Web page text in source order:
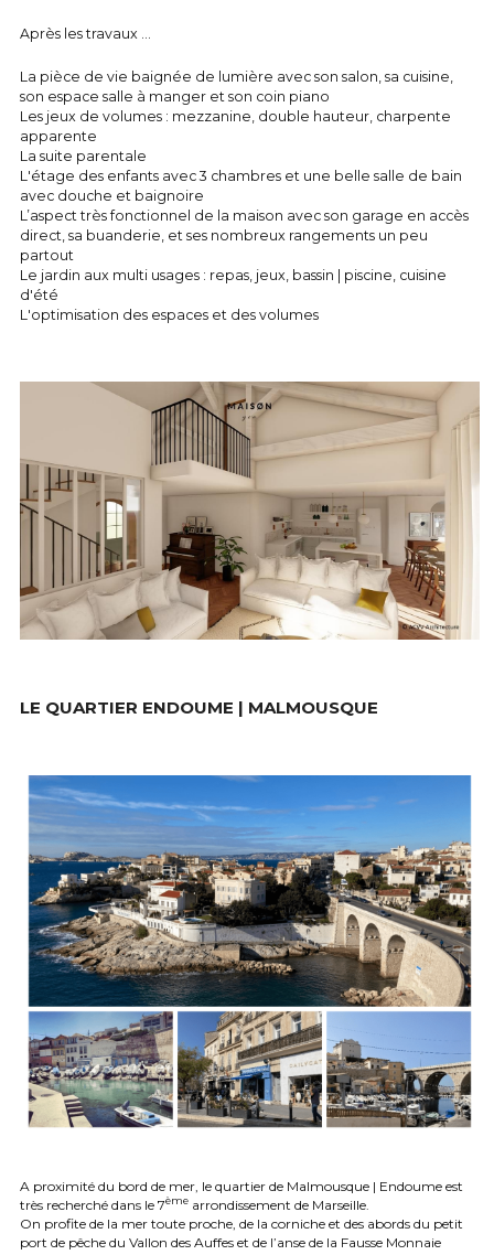
Après les travaux ...
La pièce de vie baignée de lumière avec son salon, sa cuisine,
son espace salle à manger et son coin piano
Les jeux de volumes : mezzanine, double hauteur, charpente
apparente
La suite parentale
L'étage des enfants avec 3 chambres et une belle salle de bain
avec douche et baignoire
L’aspect très fonctionnel de la maison avec son garage en accès
direct, sa buanderie, et ses nombreux rangements un peu
partout
Le jardin aux multi usages : repas, jeux, bassin | piscine, cuisine
d'été
L'optimisation des espaces et des volumes
LE QUARTIER ENDOUME | MALMOUSQUE
A proximité du bord de mer, le quartier de Malmousque | Endoume est
très recherché dans le 7ème arrondissement de Marseille.
On profite de la mer toute proche, de la corniche et des abords du petit
port de pêche du Vallon des Auffes et de l’anse de la Fausse Monnaie